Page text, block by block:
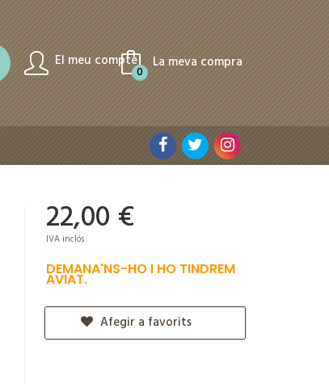
El meu compte La meva compra
0
22,00 €
IVA inclós
DEMANA'NS-HO I HO TINDREM
AVIAT.
Afegir a favorits